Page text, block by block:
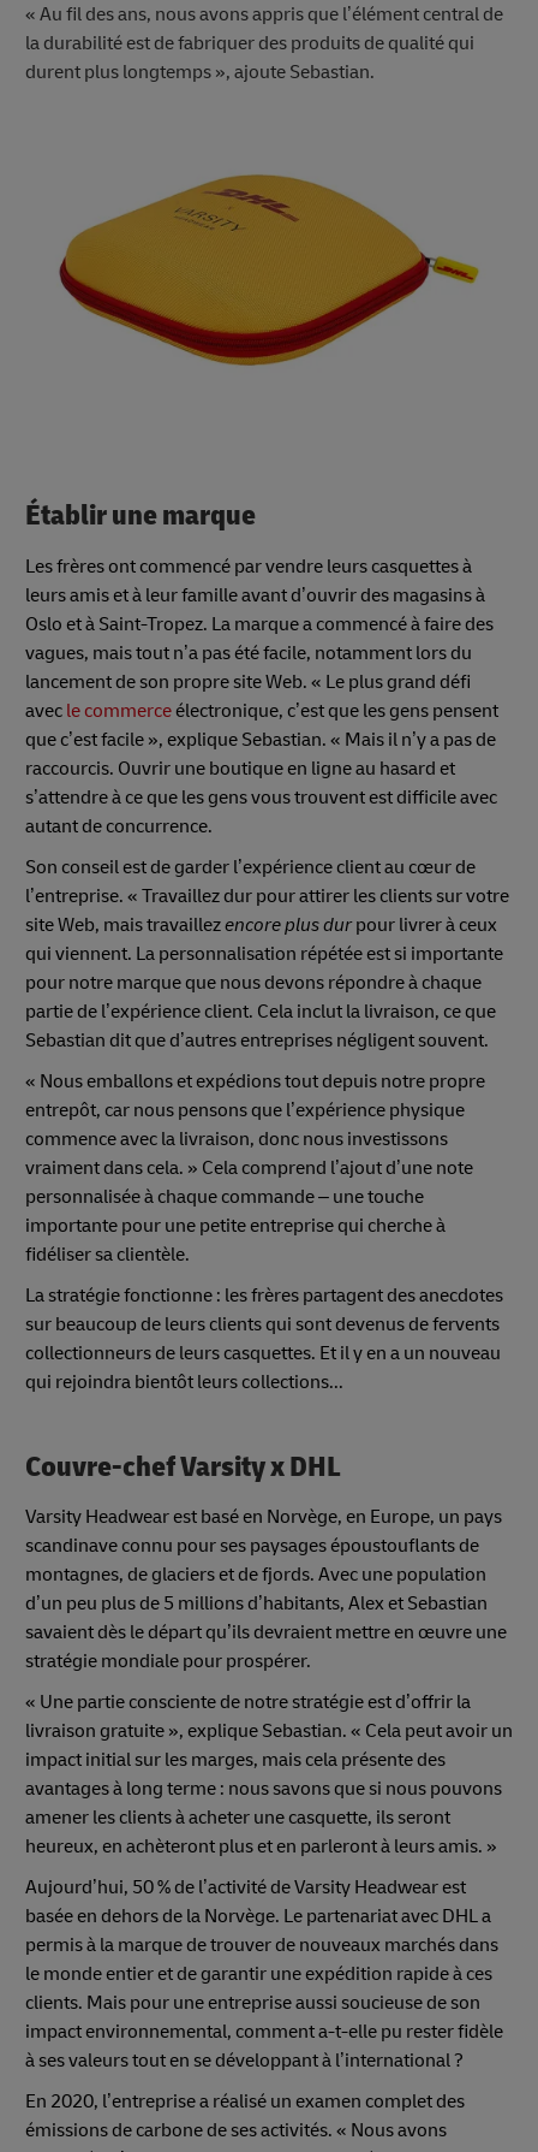
« Au fil des ans, nous avons appris que l’élément central de
la durabilité est de fabriquer des produits de qualité qui
durent plus longtemps », ajoute Sebastian.
Établir une marque
Les frères ont commencé par vendre leurs casquettes à
leurs amis et à leur famille avant d’ouvrir des magasins à
Oslo et à Saint-Tropez. La marque a commencé à faire des
vagues, mais tout n’a pas été facile, notamment lors du
lancement de son propre site Web. « Le plus grand défi
avec le commerce électronique, c’est que les gens pensent
que c’est facile », explique Sebastian. « Mais il n’y a pas de
raccourcis. Ouvrir une boutique en ligne au hasard et
s’attendre à ce que les gens vous trouvent est difficile avec
autant de concurrence.
Son conseil est de garder l’expérience client au cœur de
l’entreprise. « Travaillez dur pour attirer les clients sur votre
site Web, mais travaillezencore plus durpour livrer à ceux
qui viennent. La personnalisation répétée est si importante
pour notre marque que nous devons répondre à chaque
partie de l’expérience client. Cela inclut la livraison, ce que
Sebastian dit que d’autres entreprises négligent souvent.
« Nous emballons et expédions tout depuis notre propre
entrepôt, car nous pensons que l’expérience physique
commence avec la livraison, donc nous investissons
vraiment dans cela. » Cela comprend l’ajout d’une note
personnalisée à chaque commande – une touche
importante pour une petite entreprise qui cherche à
fidéliser sa clientèle.
La stratégie fonctionne : les frères partagent des anecdotes
sur beaucoup de leurs clients qui sont devenus de fervents
collectionneurs de leurs casquettes. Et il y en a un nouveau
qui rejoindra bientôt leurs collections...
Couvre-chef Varsity x DHL
Varsity Headwear est basé en Norvège, en Europe, un pays
scandinave connu pour ses paysages époustouflants de
montagnes, de glaciers et de fjords. Avec une population
d’un peu plus de 5 millions d’habitants, Alex et Sebastian
savaient dès le départ qu’ils devraient mettre en œuvre une
stratégie mondiale pour prospérer.
« Une partie consciente de notre stratégie est d’offrir la
livraison gratuite », explique Sebastian. « Cela peut avoir un
impact initial sur les marges, mais cela présente des
avantages à long terme : nous savons que si nous pouvons
amener les clients à acheter une casquette, ils seront
heureux, en achèteront plus et en parleront à leurs amis. »
Aujourd’hui, 50 % de l’activité de Varsity Headwear est
basée en dehors de la Norvège. Le partenariat avec DHL a
permis à la marque de trouver de nouveaux marchés dans
le monde entier et de garantir une expédition rapide à ces
clients. Mais pour une entreprise aussi soucieuse de son
impact environnemental, comment a-t-elle pu rester fidèle
à ses valeurs tout en se développant à l’international ?
En 2020, l’entreprise a réalisé un examen complet des
émissions de carbone de ses activités. « Nous avons